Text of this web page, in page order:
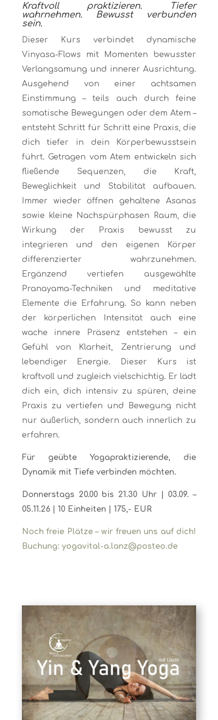
Kraftvoll praktizieren. Tiefer
wahrnehmen. Bewusst verbunden
sein.
Dieser Kurs verbindet dynamische
Vinyasa-Flows mit Momenten bewusster
Verlangsamung und innerer Ausrichtung.
Ausgehend von einer achtsamen
Einstimmung – teils auch durch feine
somatische Bewegungen oder dem Atem –
entsteht Schritt für Schritt eine Praxis, die
dich tiefer in dein Körperbewusstsein
führt. Getragen vom Atem entwickeln sich
fließende Sequenzen, die Kraft,
Beweglichkeit und Stabilität aufbauen.
Immer wieder öffnen gehaltene Asanas
sowie kleine Nachspürphasen Raum, die
Wirkung der Praxis bewusst zu
integrieren und den eigenen Körper
differenzierter wahrzunehmen.
Ergänzend vertiefen ausgewählte
Pranayama-Techniken und meditative
Elemente die Erfahrung. So kann neben
der körperlichen Intensität auch eine
wache innere Präsenz entstehen – ein
Gefühl von Klarheit, Zentrierung und
lebendiger Energie. Dieser Kurs ist
kraftvoll und zugleich vielschichtig. Er lädt
dich ein, dich intensiv zu spüren, deine
Praxis zu vertiefen und Bewegung nicht
nur äußerlich, sondern auch innerlich zu
erfahren.
Für geübte Yogapraktizierende, die
Dynamik mit Tiefe verbinden möchten.
Donnerstags 20.00 bis 21.30 Uhr | 03.09. –
05.11.26
| 10 Einheiten | 175,- EUR
Noch freie Plätze – wir freuen uns auf dich!
Buchung: yogavital-a.lanz@posteo.de